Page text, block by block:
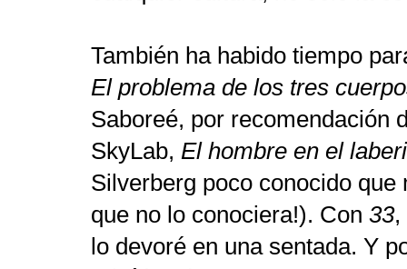
También ha habido tiempo
El problema de los tres
Saboreé, por recomendación
SkyLab, El hombre en el
Silverberg poco conocido que
que no lo conociera!). Con 33,
lo devoré en una sentada. Y